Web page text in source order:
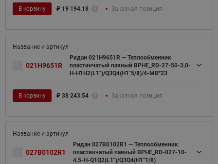
В корзину ₽ 19 194.18 Заказная позиция
021H9651R
Ридан 021H9651R — Теплообменник
пластинчатый паяный BPHE_RD-27-50-3,0-
H-H1H2(L1")/Q3Q4(H1"5/8)/4-M8*23
В корзину ₽ 38 243.54 Заказная позиция
027B0102R1
Ридан 027B0102R1 — Теплообменник
пластинчатый паяный BPHE_RD-027-10-
4,5-H-Q1Q2(L1")/Q3Q4(H1"1/8)